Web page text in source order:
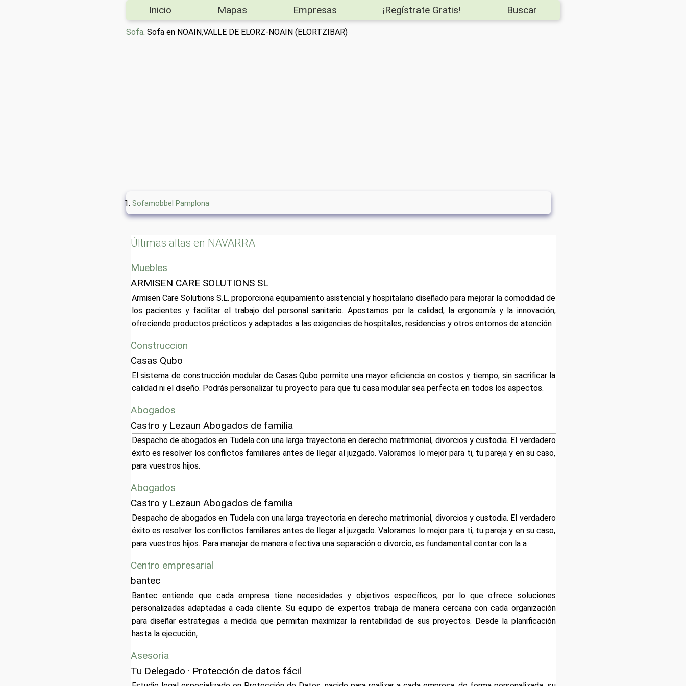
Inicio Mapas Empresas ¡Regístrate Gratis! Buscar
Sofa. Sofa en NOAIN,VALLE DE ELORZ-NOAIN (ELORTZIBAR)
Sofamobbel Pamplona
Últimas altas en NAVARRA
Muebles
ARMISEN CARE SOLUTIONS SL
Armisen Care Solutions S.L. proporciona equipamiento asistencial y hospitalario diseñado para mejorar la comodidad de
los pacientes y facilitar el trabajo del personal sanitario. Apostamos por la calidad, la ergonomía y la innovación,
ofreciendo productos prácticos y adaptados a las exigencias de hospitales, residencias y otros entornos de atención
Construccion
Casas Qubo
El sistema de construcción modular de Casas Qubo permite una mayor eficiencia en costos y tiempo, sin sacrificar la
calidad ni el diseño. Podrás personalizar tu proyecto para que tu casa modular sea perfecta en todos los aspectos.
Abogados
Castro y Lezaun Abogados de familia
Despacho de abogados en Tudela con una larga trayectoria en derecho matrimonial, divorcios y custodia. El verdadero
éxito es resolver los conflictos familiares antes de llegar al juzgado. Valoramos lo mejor para ti, tu pareja y en su caso,
para vuestros hijos.
Abogados
Castro y Lezaun Abogados de familia
Despacho de abogados en Tudela con una larga trayectoria en derecho matrimonial, divorcios y custodia. El verdadero
éxito es resolver los conflictos familiares antes de llegar al juzgado. Valoramos lo mejor para ti, tu pareja y en su caso,
para vuestros hijos. Para manejar de manera efectiva una separación o divorcio, es fundamental contar con la a
Centro empresarial
bantec
Bantec entiende que cada empresa tiene necesidades y objetivos específicos, por lo que ofrece soluciones
personalizadas adaptadas a cada cliente. Su equipo de expertos trabaja de manera cercana con cada organización
para diseñar estrategias a medida que permitan maximizar la rentabilidad de sus proyectos. Desde la planificación
hasta la ejecución,
Asesoria
Tu Delegado · Protección de datos fácil